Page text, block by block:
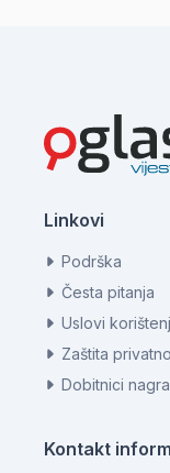
Linkovi
Podrška
Česta pitanja
Uslovi
Zaštita
Dobitnici
Kontakt